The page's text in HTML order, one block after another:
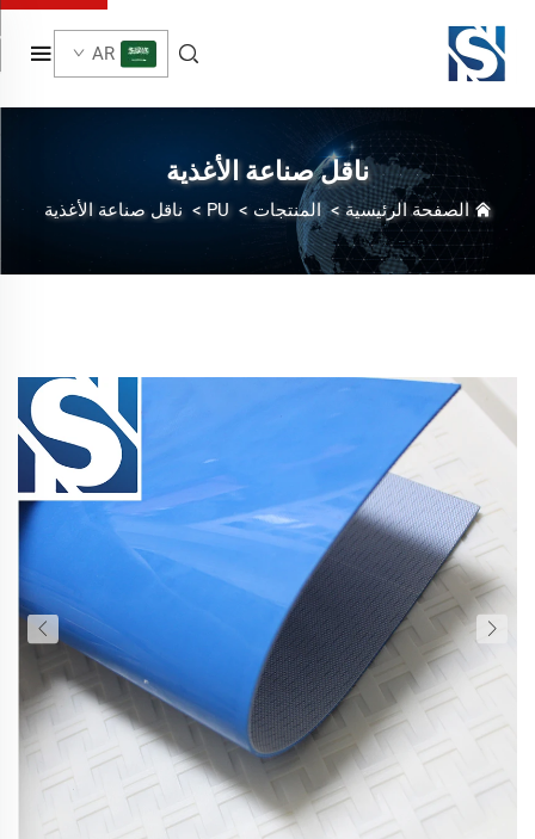
AR
ناقل صناعة الأغذية
الصفحة الرئيسية>المنتجات >
PU
> ناقل صناعة الأغذية